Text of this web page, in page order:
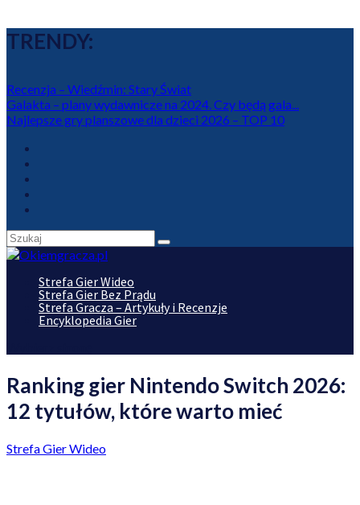
TRENDY:
Recenzja – Wiedźmin: Stary Świat
Galakta – plany wydawnicze na 2024. Czy będą gala...
Najlepsze gry planszowe dla dzieci 2026 – TOP 10
Strefa Gier Wideo
Strefa Gier Bez Prądu
Strefa Gracza – Artykuły i Recenzje
Encyklopedia Gier
Ranking gier Nintendo Switch 2026:
12 tytułów, które warto mieć
Strefa Gier Wideo